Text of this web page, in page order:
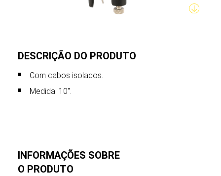
DESCRIÇÃO DO PRODUTO
Com cabos isolados.
Medida: 10".
INFORMAÇÕES SOBRE
O PRODUTO